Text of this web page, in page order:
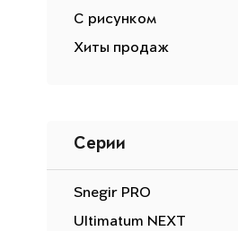
С рисунком
Хиты продаж
Серии
Snegir PRO
Ultimatum NEXT